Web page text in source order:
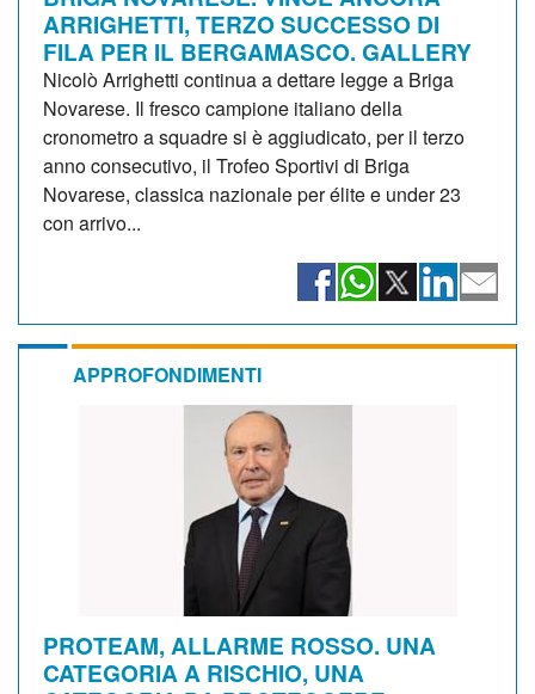
ARRIGHETTI, TERZO SUCCESSO DI
FILA PER IL BERGAMASCO. GALLERY
Nicolò Arrighetti continua a dettare legge a Briga
Novarese. Il fresco campione italiano della
cronometro a squadre si è aggiudicato, per il terzo
anno consecutivo, il Trofeo Sportivi di Briga
Novarese, classica nazionale per élite e under 23
con arrivo...
APPROFONDIMENTI
PROTEAM, ALLARME ROSSO. UNA
CATEGORIA A RISCHIO, UNA